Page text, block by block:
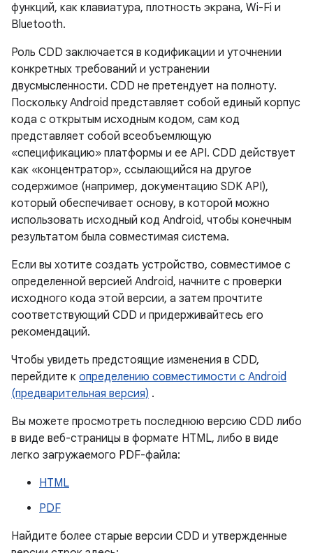
функций, как клавиатура, плотность экрана, Wi-Fi и
Bluetooth.
Роль CDD заключается в кодификации и уточнении
конкретных требований и устранении
двусмысленности. CDD не претендует на полноту.
Поскольку Android представляет собой единый корпус
кода с открытым исходным кодом, сам код
представляет собой всеобъемлющую
«спецификацию» платформы и ее API. CDD действует
как «концентратор», ссылающийся на другое
содержимое (например, документацию SDK API),
который обеспечивает основу, в которой можно
использовать исходный код Android, чтобы конечным
результатом была совместимая система.
Если вы хотите создать устройство, совместимое с
определенной версией Android, начните с проверки
исходного кода этой версии, а затем прочтите
соответствующий CDD и придерживайтесь его
рекомендаций.
Чтобы увидеть предстоящие изменения в CDD,
перейдите к определению совместимости с Android
(предварительная версия) .
Вы можете просмотреть последнюю версию CDD либо
в виде веб-страницы в формате HTML, либо в виде
легко загружаемого PDF-файла:
HTML
PDF
Найдите более старые версии CDD и утвержденные